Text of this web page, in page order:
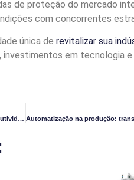
de proteção do mercado
com concorrentes
única de revitalizar sua
em tecnologia
Lead time: o que é e qual sua importância e impacto na produtividade das indústrias